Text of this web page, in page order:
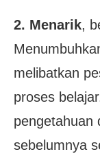
2. Menarik,
melibatkan
proses
pengetahuan
sebelumnya